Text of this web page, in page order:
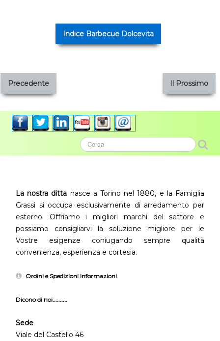
Indice Barbecue Dolcevita
Precedente Il Prossimo
La nostra ditta nasce a Torino nel 1880, e la Famiglia
Grassi si occupa esclusivamente di arredamento per
esterno. Offriamo i migliori marchi del settore e
possiamo consigliarvi la soluzione migliore per le
Vostre esigenze coniugando sempre qualità
convenienza, esperienza e cortesia.
Ordini e Spedizioni Informazioni
Dicono di noi..........
Sede
Viale del Castello 46